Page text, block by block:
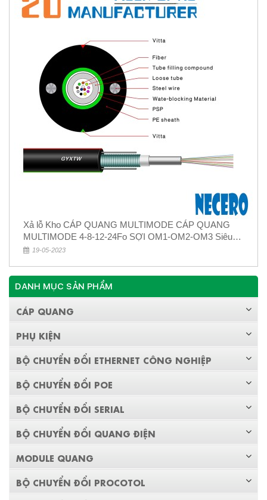
Xả lỗ Kho CÁP QUANG MULTIMODE CÁP QUANG
MULTIMODE 4-8-12-24Fo SỢI OM1-OM2-OM3 Siêu
Rẻ 5k
19-05-2023
DANH MỤC SẢN PHẨM
CÁP QUANG
PHỤ KIỆN
BỘ CHUYỂN ĐỔI ETHERNET CÔNG NGHIỆP
BỘ CHUYỂN ĐỔI POE
BỘ CHUYỂN ĐỔI SERIAL
BỘ CHUYỂN ĐỔI QUANG ĐIỆN
MODULE QUANG
BỘ CHUYỂN ĐỔI PROCOTOL